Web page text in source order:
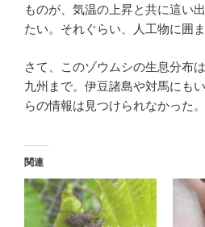
ものが、気温の上昇と共に這い
たい。それぐらい、人工物に囲
さて、このゾウムシの生息分布
九州まで。伊豆諸島や対馬にも
らの情報は見つけられなかった。
関連